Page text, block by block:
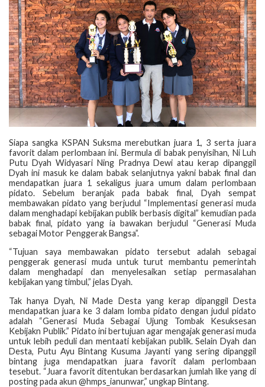
Siapa sangka KSPAN Suksma merebutkan juara 1, 3 serta juara
favorit dalam perlombaan ini. Bermula di babak penyisihan, Ni Luh
Putu Dyah Widyasari Ning Pradnya Dewi atau kerap dipanggil
Dyah ini masuk ke dalam babak selanjutnya yakni babak final dan
mendapatkan juara 1 sekaligus juara umum dalam perlombaan
pidato. Sebelum beranjak pada babak final, Dyah sempat
membawakan pidato yang berjudul “Implementasi generasi muda
dalam menghadapi kebijakan publik berbasis digital” kemudian pada
babak final, pidato yang ia bawakan berjudul “Generasi Muda
sebagai Motor Penggerak Bangsa”.
“Tujuan saya membawakan pidato tersebut adalah sebagai
penggerak generasi muda untuk turut membantu pemerintah
dalam menghadapi dan menyelesaikan setiap permasalahan
kebijakan yang timbul,” jelas Dyah.
Tak hanya Dyah, Ni Made Desta yang kerap dipanggil Desta
mendapatkan juara ke 3 dalam lomba pidato dengan judul pidato
adalah “Generasi Muda Sebagai Ujung Tombak Kesuksesan
Kebijakn Publik.” Pidato ini bertujuan agar mengajak generasi muda
untuk lebih peduli dan mentaati kebijakan publik. Selain Dyah dan
Desta, Putu Ayu Bintang Kusuma Jayanti yang sering dipanggil
bintang juga mendapatkan juara favorit dalam perlombaan
tesebut. “Juara favorit ditentukan berdasarkan jumlah like yang di
posting pada akun @hmps_ianunwar,” ungkap Bintang.